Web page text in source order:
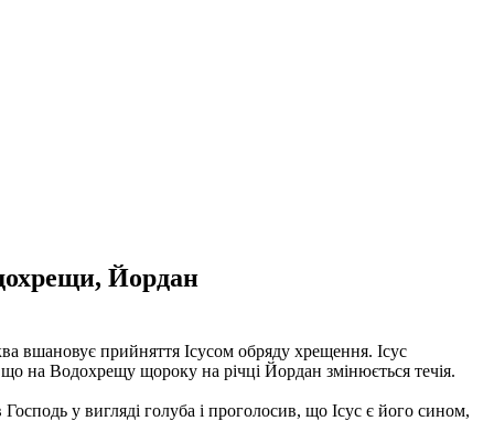
Йордан
вшановує прийняття Ісусом обряду хрещення. Ісус
на Водохрещу щороку на річці Йордан змінюється течія.
у вигляді голуба і проголосив, що Ісус є його сином,